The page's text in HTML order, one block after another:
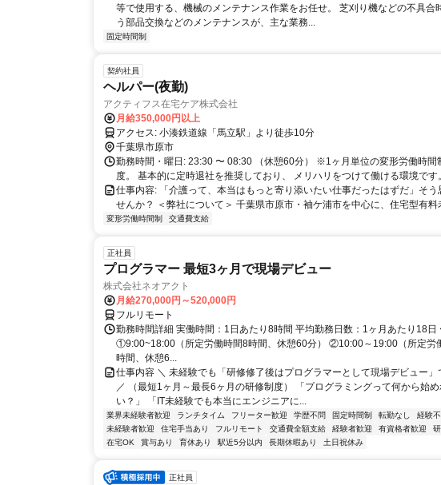
等で使用する、機械のメンテナンス作業をお任せ。 芝刈り機などの不具合
う部品交換などのメンテナンスが、主な業務...
固定時間制
契約社員
ヘルパー(夜勤)
アクティフス在宅ケア株式会社
月給350,000円以上
アクセス: 小湊鉄道線「馬立駅」より徒歩10分
千葉県市原市
勤務時間・曜日: 23:30 〜 08:30 （休憩60分） ※1ヶ月単位の変形労働時
度。 基本的に定時退社を推奨しており、 メリハリをつけて働ける環境です。
仕事内容: 「介護って、本当はもっと寄り添いたい仕事だったはずだ」そ
せんか？ ＜弊社について＞ 千葉県市原市・袖ケ浦市を中心に、住宅型有
変形労働時間制 交通費支給
正社員
プログラマー 最短3ヶ月で現場デビュー
株式会社ネオアクト
月給270,000円～520,000円
フルリモート
勤務時間詳細 実働時間：1日あたり8時間 平均勤務日数：1ヶ月あたり18日
①9:00~18:00（所定労働時間8時間、休憩60分） ②10:00～19:00（所定労
時間、休憩6...
仕事内容 ＼ 未経験でも「研修修了後はプログラマーとして現場デビュー」
／ （最短1ヶ月～最長6ヶ月の研修制度） 「プログラミングって何から始
い？」 「IT未経験でも本当にエンジニアに...
業界未経験者歓迎 ランチタイム フリーター歓迎 学歴不問 固定時間制 転勤なし
経験
未経験者歓迎
住宅手当あり フルリモート 交通費全額支給 経験者歓迎 有資格者歓迎
在宅OK
賞与あり 育休あり 駅近5分以内 長期休暇あり 土日祝休み
正社員